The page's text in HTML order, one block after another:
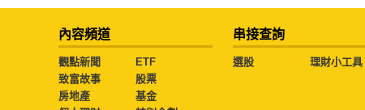
內容頻道
觀點新聞
ETF
致富故事
股票
房地產
基金
串接查詢
選股 理財小工具